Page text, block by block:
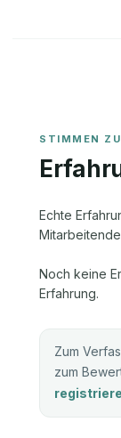
Echte
Noch keine
Erfahrung.
Zum
zum